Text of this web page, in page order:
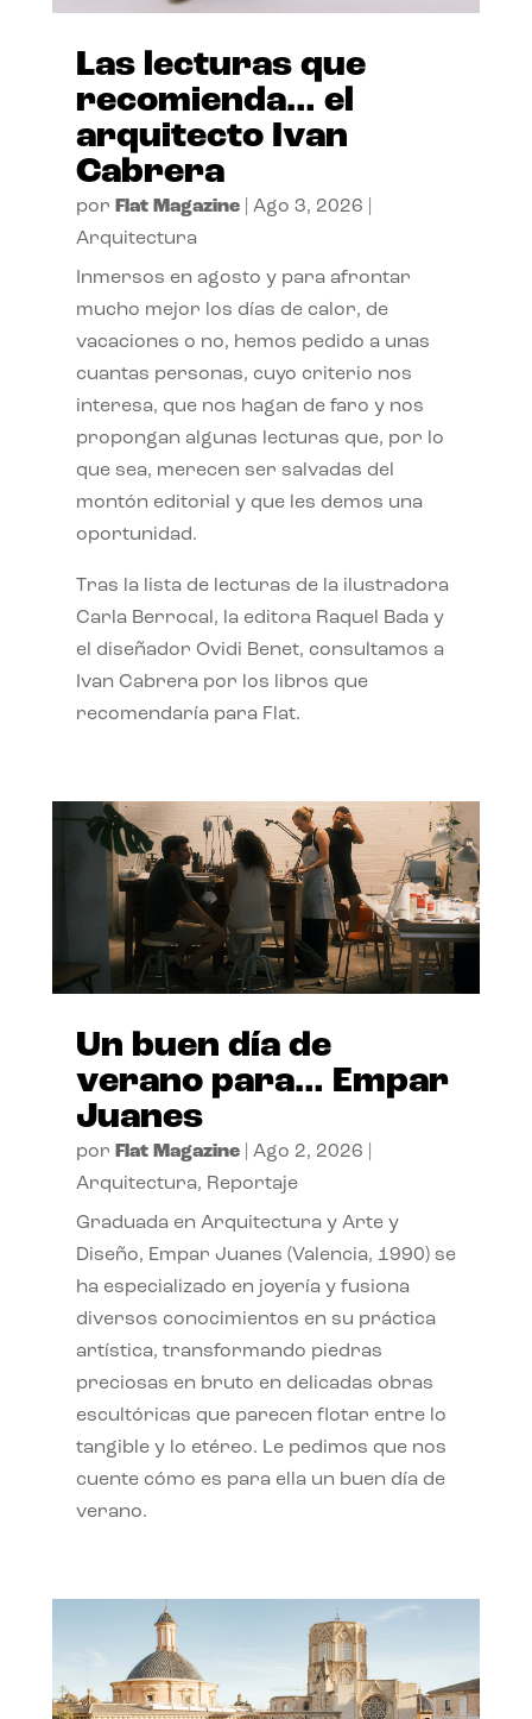
Las lecturas que
recomienda… el
arquitecto Ivan
Cabrera
por Flat Magazine| Ago 3, 2026
Arquitectura
Inmersos en agosto y para afrontar
mucho mejor los días de calor, de
vacaciones o no, hemos pedido a unas
cuantas personas, cuyo criterio nos
interesa, que nos hagan de faro y nos
propongan algunas lecturas que, por lo
que sea, merecen ser salvadas del
montón editorial y que les demos una
oportunidad.
Tras la lista de lecturas de la ilustradora
Carla Berrocal, la editora Raquel Bada y
el diseñador Ovidi Benet, consultamos a
Ivan Cabrera por los libros que
recomendaría para Flat.
Un buen día de
verano para… Empar
Juanes
por Flat Magazine| Ago 2, 2026
Arquitectura, Reportaje
Graduada en Arquitectura y Arte y
Diseño, Empar Juanes (Valencia, 1990) se
ha especializado en joyería y fusiona
diversos conocimientos en su práctica
artística, transformando piedras
preciosas en bruto en delicadas obras
escultóricas que parecen flotar entre lo
tangible y lo etéreo. Le pedimos que nos
cuente cómo es para ella un buen día de
verano.